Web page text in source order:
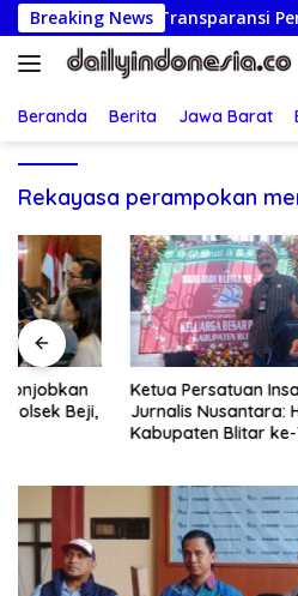
Langsung
ke
konten
Breaking NewsTransparansi
Beranda Berita Jawa Barat
Rekayasa perampokan
Ketua Persatuan Insan
Jurnalis Nusantara: Hari Jadi
Kabupaten Blitar ke-702 Jadi